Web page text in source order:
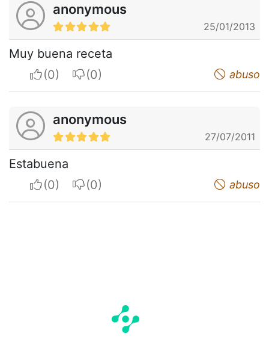
anonymous
25/01/2013
Muy buena receta
I apreciateI do not appreciate abuso
anonymous
27/07/2011
Estabuena
I apreciateI do not appreciate abuso